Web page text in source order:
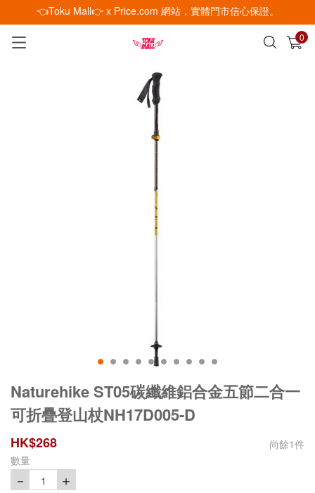
👈Toku Mall👉 x Price.com 網站，實體門市信心保證。
0
已加入購物車 查看
Naturehike ST05碳纖維鋁合金五節二合一
可折疊登山杖NH17D005-D
HK$268 尚餘1件
數量
－ 1 ＋